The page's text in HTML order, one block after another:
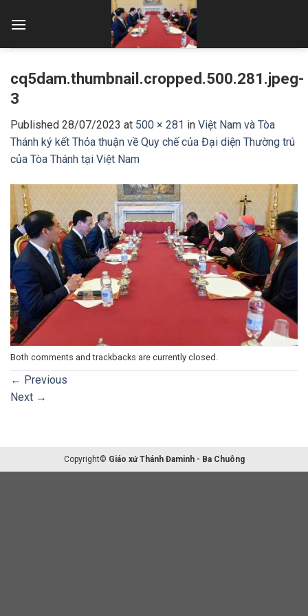
cq5dam.thumbnail.cropped.500.281.jpeg-
3
Published 28/07/2023 at 500 × 281 in Việt Nam và Tòa
Thánh ký kết Thỏa thuận về Quy chế của Đại diện Thường trú
của Tòa Thánh tại Việt Nam
Both comments and trackbacks are currently closed.
← Previous
Next →
Copyright© Giáo xứ Thánh Đaminh - Ba Chuông